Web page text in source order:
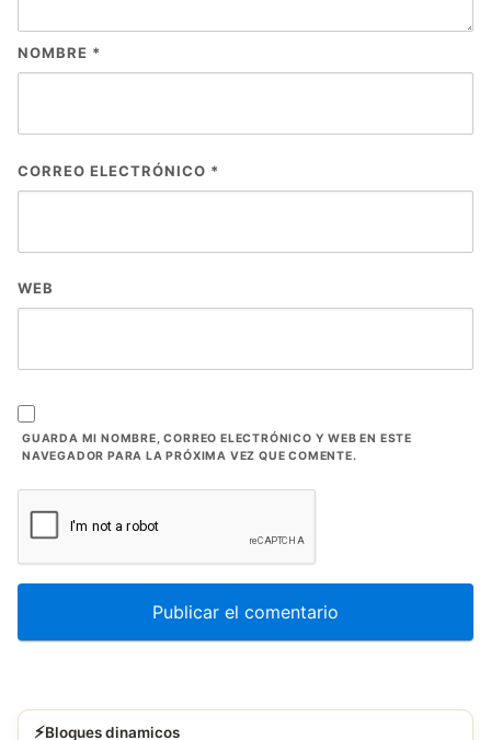
NOMBRE *
CORREO ELECTRÓNICO *
WEB
GUARDA MI NOMBRE, CORREO ELECTRÓNICO Y WEB EN ESTE
NAVEGADOR PARA LA PRÓXIMA VEZ QUE COMENTE.
⚡Bloques dinamicos